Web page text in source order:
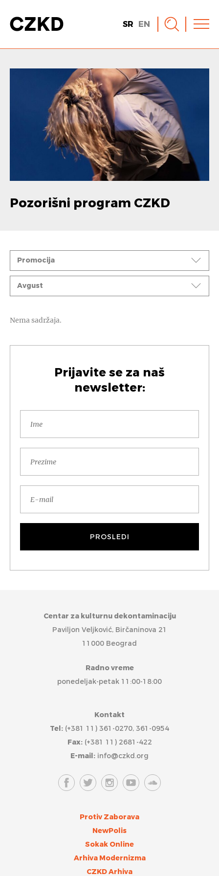
SR EN
Pozorišni program CZKD
Događaji
Promocija
Mesec
Avgust
Nema sadržaja.
Prijavite se za naš
newsletter:
Centar za kulturnu dekontaminaciju
Paviljon Veljković, Birčaninova 21
11000 Beograd
Radno vreme
ponedeljak-petak 11:00-18:00
Kontakt
Tel: (+381 11) 361-0270, 361-0954
Fax:(+381 11) 2681-422
E-mail: info@czkd.org
Protiv Zaborava
NewPolis
Sokak Online
Arhiva Modernizma
CZKD Arhiva